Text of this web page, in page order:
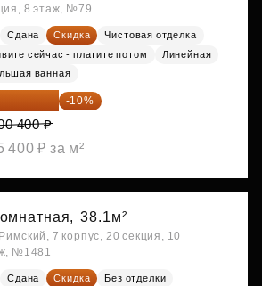
8 этаж, №79
Сдана Скидка
Чистовая отделка
сейчас - платите потом
Линейная
ванная
-10%
400 ₽
400 ₽ за м²
38.1м²
7 корпус, 20 секция, 10
№1481
Сдана Скидка
Без отделки